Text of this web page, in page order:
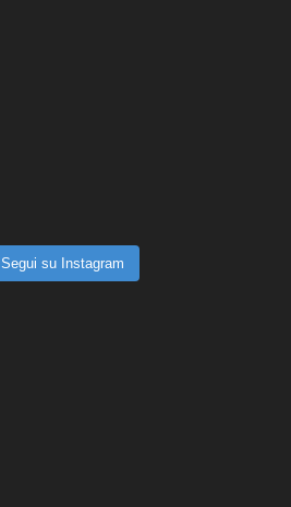
Segui su Instagram